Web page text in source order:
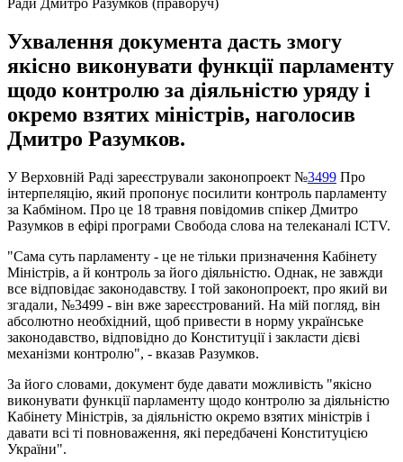
Ухвалення документа дасть змогу
якісно виконувати функції парламенту
щодо контролю за діяльністю уряду і
окремо взятих міністрів, наголосив
Дмитро Разумков.
У Верховній Раді зареєстрували законопроект №3499 Про
інтерпеляцію, який пропонує посилити контроль парламенту
за Кабміном. Про це 18 травня повідомив спікер Дмитро
Разумков в ефірі програми Свобода слова на телеканалі ICTV.
"Сама суть парламенту - це не тільки призначення Кабінету
Міністрів, а й контроль за його діяльністю. Однак, не завжди
все відповідає законодавству. І той законопроект, про який ви
згадали, №3499 - він вже зареєстрований. На мій погляд, він
абсолютно необхідний, щоб привести в норму українське
законодавство, відповідно до Конституції і закласти дієві
механізми контролю", - вказав Разумков.
За його словами, документ буде давати можливість "якісно
виконувати функції парламенту щодо контролю за діяльністю
Кабінету Міністрів, за діяльністю окремо взятих міністрів і
давати всі ті повноваження, які передбачені Конституцією
України".